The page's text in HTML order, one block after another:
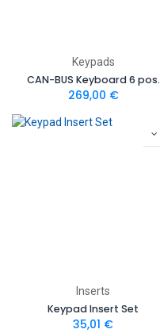
Keypads
CAN-BUS Keyboard 6 pos.
269,00 €
Inserts
Keypad Insert Set
35,01 €